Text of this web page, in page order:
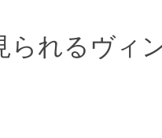
られるヴィ